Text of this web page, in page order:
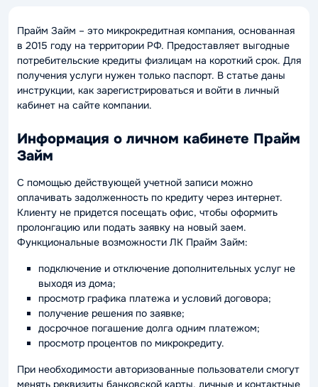
Прайм Займ – это микрокредитная компания, основанная
в 2015 году на территории РФ. Предоставляет выгодные
потребительские кредиты физлицам на короткий срок. Для
получения услуги нужен только паспорт. В статье даны
инструкции, как зарегистрироваться и войти в личный
кабинет на сайте компании.
Информация о личном кабинете Прайм
Займ
С помощью действующей учетной записи можно
оплачивать задолженность по кредиту через интернет.
Клиенту не придется посещать офис, чтобы оформить
пролонгацию или подать заявку на новый заем.
Функциональные возможности ЛК Прайм Займ:
подключение и отключение дополнительных услуг не
выходя из дома;
просмотр графика платежа и условий договора;
получение решения по заявке;
досрочное погашение долга одним платежом;
просмотр процентов по микрокредиту.
При необходимости авторизованные пользователи смогут
менять реквизиты банковской карты, личные и контактные